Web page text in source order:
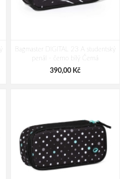
Bagmaster DIGITAL 23 A studentský
penál - černo bílý Černá
390,00 Kč